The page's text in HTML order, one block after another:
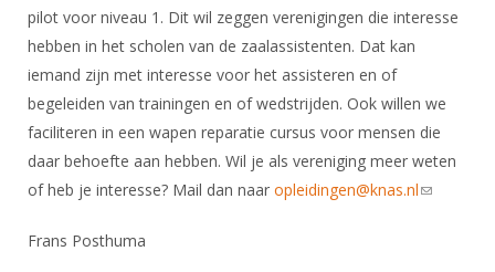
pilot voor niveau 1. Dit wil zeggen verenigingen die interesse
hebben in het scholen van de zaalassistenten. Dat kan
iemand zijn met interesse voor het assisteren en of
begeleiden van trainingen en of wedstrijden. Ook willen we
faciliteren in een wapen reparatie cursus voor mensen die
daar behoefte aan hebben. Wil je als vereniging meer weten
of heb je interesse? Mail dan naar opleidingen@knas.nl(link sends
Frans Posthuma